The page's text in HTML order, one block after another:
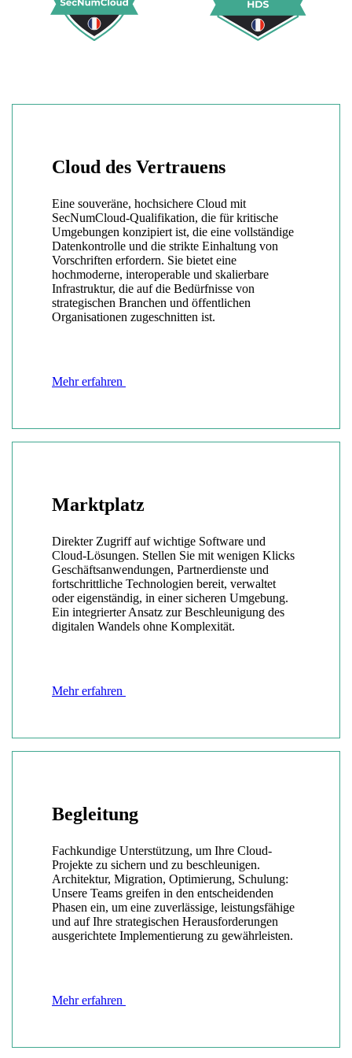
Cloud des Vertrauens
Eine souveräne, hochsichere Cloud mit
SecNumCloud-Qualifikation, die für kritische
Umgebungen konzipiert ist, die eine vollständige
Datenkontrolle und die strikte Einhaltung von
Vorschriften erfordern. Sie bietet eine
hochmoderne, interoperable und skalierbare
Infrastruktur, die auf die Bedürfnisse von
strategischen Branchen und öffentlichen
Organisationen zugeschnitten ist.
Mehr erfahren
Marktplatz
Direkter Zugriff auf wichtige Software und
Cloud-Lösungen. Stellen Sie mit wenigen Klicks
Geschäftsanwendungen, Partnerdienste und
fortschrittliche Technologien bereit, verwaltet
oder eigenständig, in einer sicheren Umgebung.
Ein integrierter Ansatz zur Beschleunigung des
digitalen Wandels ohne Komplexität.
Mehr erfahren
Begleitung
Fachkundige Unterstützung, um Ihre Cloud-
Projekte zu sichern und zu beschleunigen.
Architektur, Migration, Optimierung, Schulung:
Unsere Teams greifen in den entscheidenden
Phasen ein, um eine zuverlässige, leistungsfähige
und auf Ihre strategischen Herausforderungen
ausgerichtete Implementierung zu gewährleisten.
Mehr erfahren